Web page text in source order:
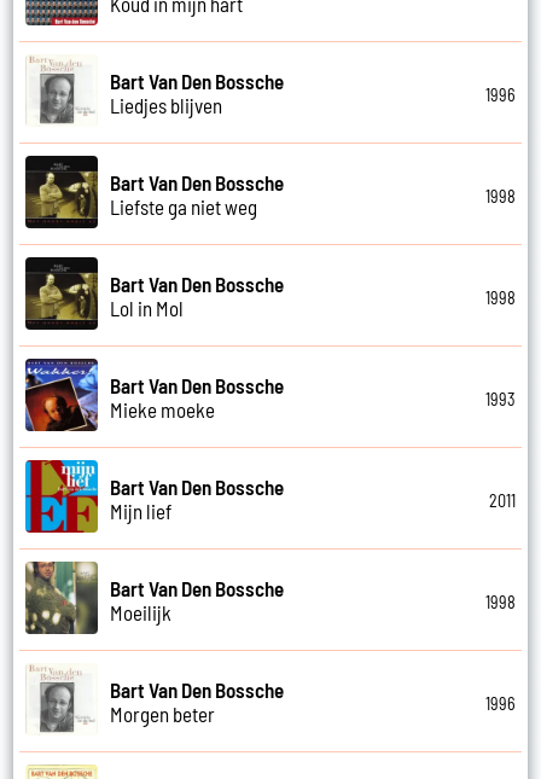
Bart Van Den Bossche
Liedjes blijven
1996
Bart Van Den Bossche
Liefste ga niet weg
1998
Bart Van Den Bossche
Lol in Mol
1998
Bart Van Den Bossche
Mieke moeke
1993
Bart Van Den Bossche
Mijn lief
2011
Bart Van Den Bossche
Moeilijk
1998
Bart Van Den Bossche
Morgen beter
1996